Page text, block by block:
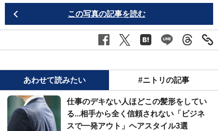
この写真の記事を読む
あわせて読みたい #ニトリの記事
仕事のデキない人ほどこの髪形をしてい
る...相手から全く信頼されない「ビジネ
スで一発アウト」ヘアスタイル3選